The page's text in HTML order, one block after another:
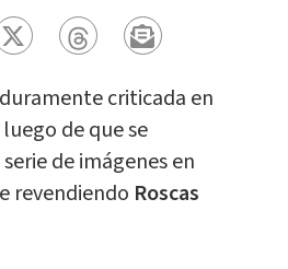
criticada en
de que se
de imágenes en
revendiendo Roscas